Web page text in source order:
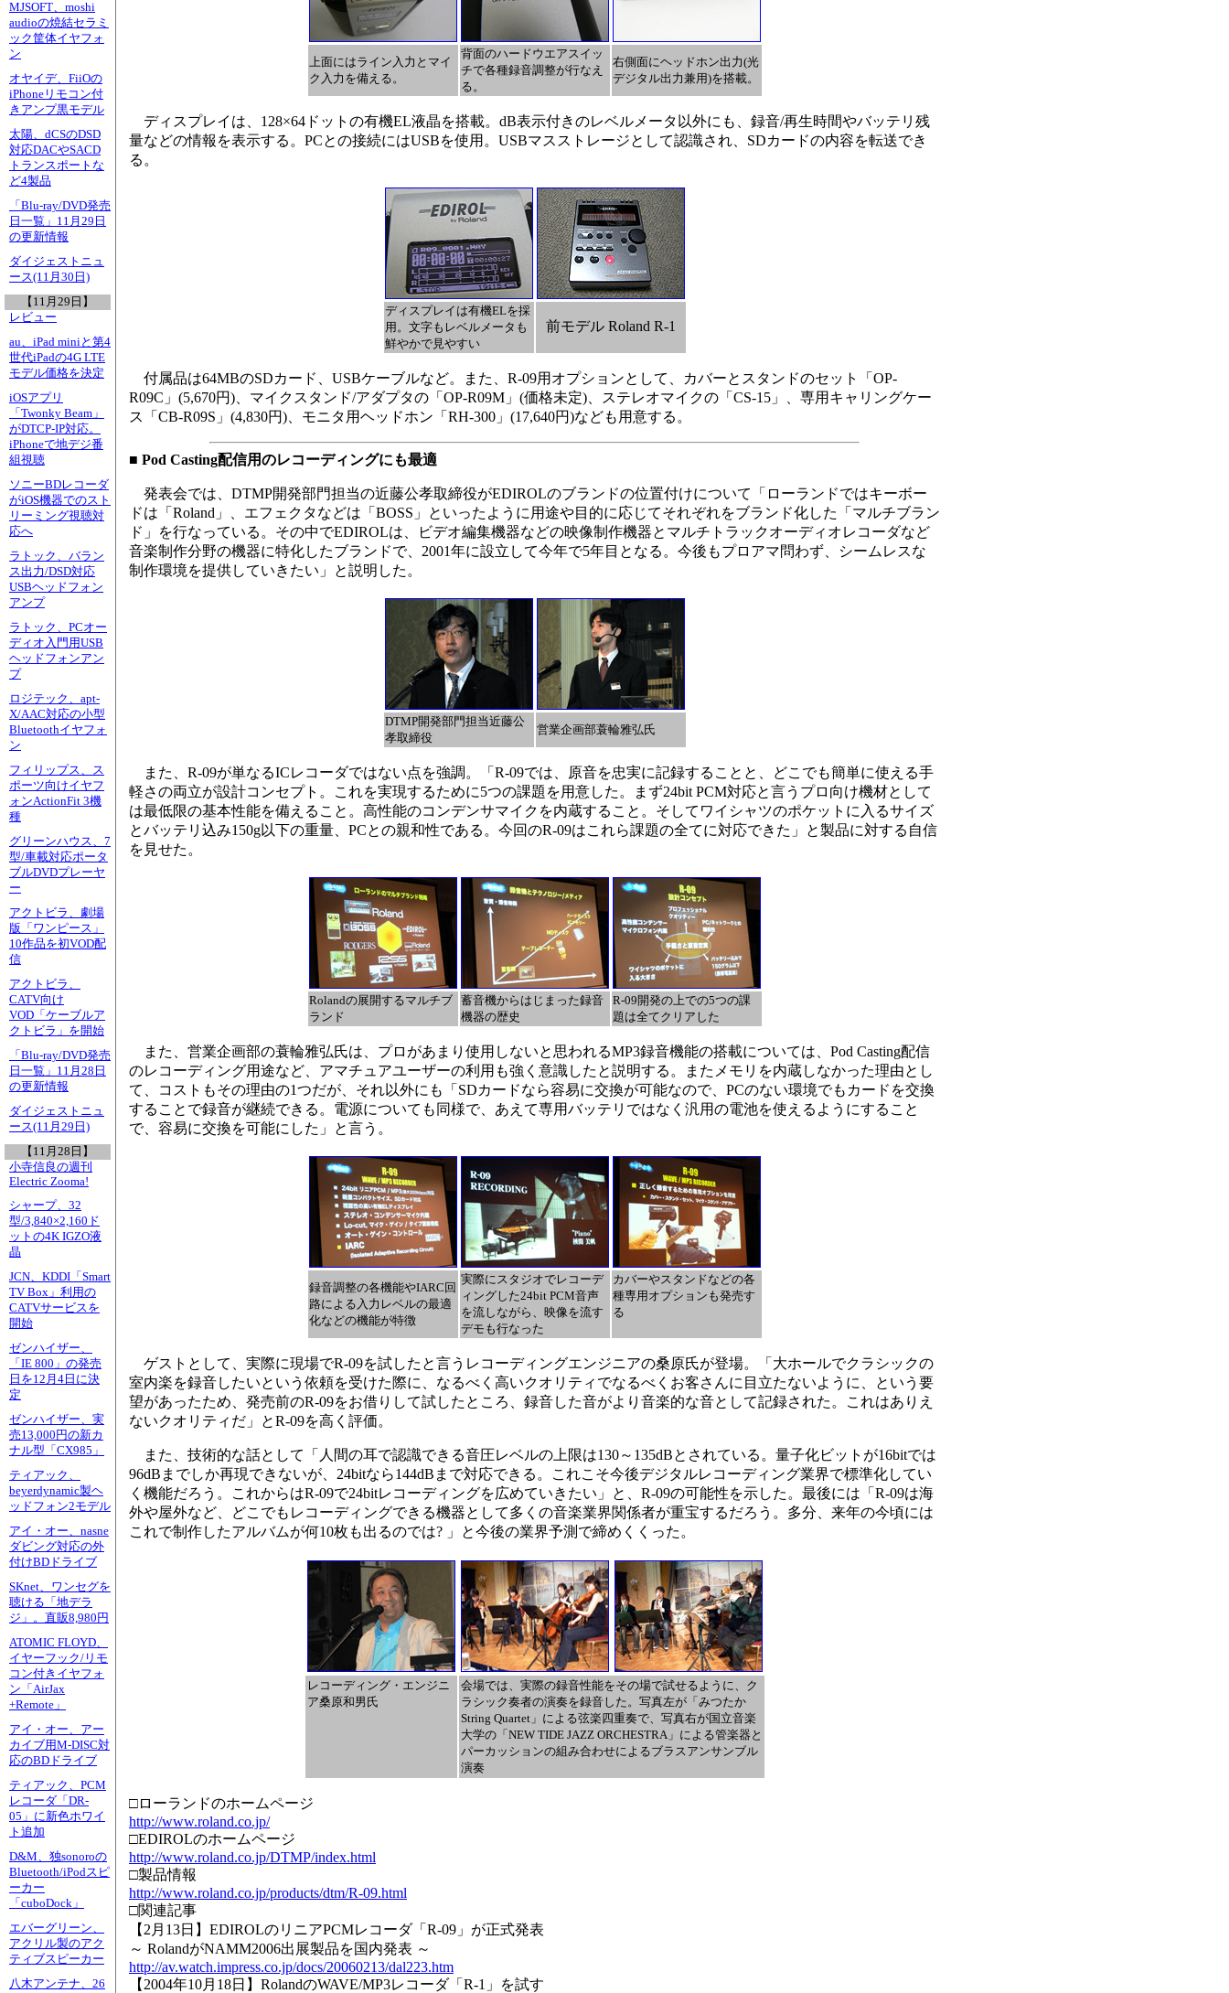
MJSOFT、moshi
audioの焼結セラミ
ック筐体イヤフォ
ン
オヤイデ、FiiOの
iPhoneリモコン付
きアンプ黒モデル
太陽、dCSのDSD
対応DACやSACD
トランスポートな
ど4製品
「Blu-ray/DVD発売
日一覧」11月29日
の更新情報
ダイジェストニュ
ース(11月30日)
【11月29日】
レビュー
au、iPad miniと第4
世代iPadの4G LTE
モデル価格を決定
iOSアプリ
「Twonky Beam」
がDTCP-IP対応。
iPhoneで地デジ番
組視聴
ソニーBDレコーダ
がiOS機器でのスト
リーミング視聴対
応へ
ラトック、バラン
ス出力/DSD対応
USBヘッドフォン
アンプ
ラトック、PCオー
ディオ入門用USB
ヘッドフォンアン
プ
ロジテック、apt-
X/AAC対応の小型
Bluetoothイヤフォ
ン
フィリップス、ス
ポーツ向けイヤフ
ォンActionFit 3機
種
グリーンハウス、7
型/車載対応ポータ
ブルDVDプレーヤ
ー
アクトビラ、劇場
版「ワンピース」
10作品を初VOD配
信
アクトビラ、
CATV向け
VOD「ケーブルア
クトビラ」を開始
「Blu-ray/DVD発売
日一覧」11月28日
の更新情報
ダイジェストニュ
ース(11月29日)
【11月28日】
小寺信良の週刊
Electric Zooma!
シャープ、32
型/3,840×2,160ド
ットの4K IGZO液
晶
JCN、KDDI「Smart
TV Box」利用の
CATVサービスを
開始
ゼンハイザー、
「IE 800」の発売
日を12月4日に決
定
ゼンハイザー、実
売13,000円の新カ
ナル型「CX985」
ティアック、
beyerdynamic製ヘ
ッドフォン2モデル
アイ・オー、nasne
ダビング対応の外
付けBDドライブ
SKnet、ワンセグを
聴ける「地デラ
ジ」。直販8,980円
ATOMIC FLOYD、
イヤーフック/リモ
コン付きイヤフォ
ン「AirJax
+Remote」
アイ・オー、アー
カイブ用M-DISC対
応のBDドライブ
ティアック、PCM
レコーダ「DR-
05」に新色ホワイ
ト追加
D&M、独sonoroの
Bluetooth/iPodスピ
ーカー
「cuboDock」
エバーグリーン、
アクリル製のアク
ティブスピーカー
八木アンテナ、26
上面にはライン入力とマイ
ク入力を備える。
背面のハードウエアスイッ
チで各種録音調整が行なえ
る。
右側面にヘッドホン出力(光
デジタル出力兼用)を搭載。
ディスプレイは、128×64ドットの有機EL液晶を搭載。dB表示付きのレベルメータ以外にも、録音/再生時間やバッテリ残
量などの情報を表示する。PCとの接続にはUSBを使用。USBマスストレージとして認識され、SDカードの内容を転送でき
る。
ディスプレイは有機ELを採
用。文字もレベルメータも
鮮やかで見やすい
前モデル Roland R-1
付属品は64MBのSDカード、USBケーブルなど。また、R-09用オプションとして、カバーとスタンドのセット「OP-
R09C」(5,670円)、マイクスタンド/アダプタの「OP-R09M」(価格未定)、ステレオマイクの「CS-15」、専用キャリングケー
ス「CB-R09S」(4,830円)、モニタ用ヘッドホン「RH-300」(17,640円)なども用意する。
■ Pod Casting配信用のレコーディングにも最適
発表会では、DTMP開発部門担当の近藤公孝取締役がEDIROLのブランドの位置付けについて「ローランドではキーボー
ドは「Roland」、エフェクタなどは「BOSS」といったように用途や目的に応じてそれぞれをブランド化した「マルチブラン
ド」を行なっている。その中でEDIROLは、ビデオ編集機器などの映像制作機器とマルチトラックオーディオレコーダなど
音楽制作分野の機器に特化したブランドで、2001年に設立して今年で5年目となる。今後もプロアマ問わず、シームレスな
制作環境を提供していきたい」と説明した。
DTMP開発部門担当近藤公
孝取締役
営業企画部蓑輪雅弘氏
また、R-09が単なるICレコーダではない点を強調。「R-09では、原音を忠実に記録することと、どこでも簡単に使える手
軽さの両立が設計コンセプト。これを実現するために5つの課題を用意した。まず24bit PCM対応と言うプロ向け機材として
は最低限の基本性能を備えること。高性能のコンデンサマイクを内蔵すること。そしてワイシャツのポケットに入るサイズ
とバッテリ込み150g以下の重量、PCとの親和性である。今回のR-09はこれら課題の全てに対応できた」と製品に対する自信
を見せた。
Rolandの展開するマルチブ
ランド
蓄音機からはじまった録音
機器の歴史
R-09開発の上での5つの課
題は全てクリアした
また、営業企画部の蓑輪雅弘氏は、プロがあまり使用しないと思われるMP3録音機能の搭載については、Pod Casting配信
のレコーディング用途など、アマチュアユーザーの利用も強く意識したと説明する。またメモリを内蔵しなかった理由とし
て、コストもその理由の1つだが、それ以外にも「SDカードなら容易に交換が可能なので、PCのない環境でもカードを交換
することで録音が継続できる。電源についても同様で、あえて専用バッテリではなく汎用の電池を使えるようにすること
で、容易に交換を可能にした」と言う。
録音調整の各機能やIARC回
路による入力レベルの最適
化などの機能が特徴
実際にスタジオでレコーデ
ィングした24bit PCM音声
を流しながら、映像を流す
デモも行なった
カバーやスタンドなどの各
種専用オプションも発売す
る
ゲストとして、実際に現場でR-09を試したと言うレコーディングエンジニアの桑原氏が登場。「大ホールでクラシックの
室内楽を録音したいという依頼を受けた際に、なるべく高いクオリティでなるべくお客さんに目立たないように、という要
望があったため、発売前のR-09をお借りして試したところ、録音した音がより音楽的な音として記録された。これはありえ
ないクオリティだ」とR-09を高く評価。
また、技術的な話として「人間の耳で認識できる音圧レベルの上限は130～135dBとされている。量子化ビットが16bitでは
96dBまでしか再現できないが、24bitなら144dBまで対応できる。これこそ今後デジタルレコーディング業界で標準化してい
く機能だろう。これからはR-09で24bitレコーディングを広めていきたい」と、R-09の可能性を示した。最後には「R-09は海
外や屋外など、どこでもレコーディングできる機器として多くの音楽業界関係者が重宝するだろう。多分、来年の今頃には
これで制作したアルバムが何10枚も出るのでは? 」と今後の業界予測で締めくくった。
レコーディング・エンジニ
ア桑原和男氏
会場では、実際の録音性能をその場で試せるように、ク
ラシック奏者の演奏を録音した。写真左が「みつたか
String Quartet」による弦楽四重奏で、写真右が国立音楽
大学の「NEW TIDE JAZZ ORCHESTRA」による管楽器と
パーカッションの組み合わせによるブラスアンサンブル
演奏
□ローランドのホームページ
http://www.roland.co.jp/
□EDIROLのホームページ
http://www.roland.co.jp/DTMP/index.html
□製品情報
http://www.roland.co.jp/products/dtm/R-09.html
□関連記事
【2月13日】EDIROLのリニアPCMレコーダ「R-09」が正式発表
～ RolandがNAMM2006出展製品を国内発表 ～
http://av.watch.impress.co.jp/docs/20060213/dal223.htm
【2004年10月18日】RolandのWAVE/MP3レコーダ「R-1」を試す